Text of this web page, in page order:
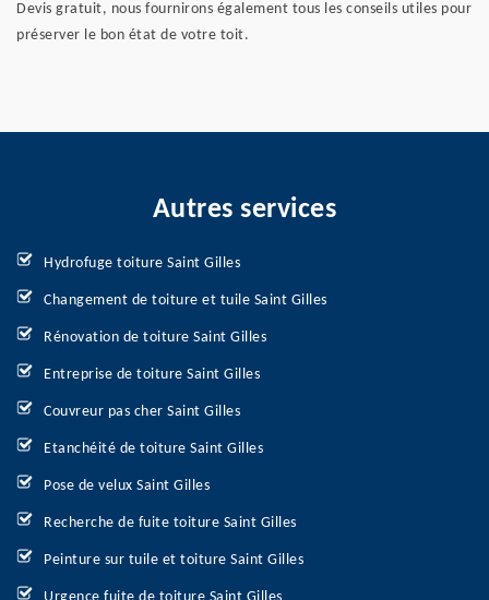
Devis gratuit, nous fournirons également tous les conseils utiles pour
préserver le bon état de votre toit.
Autres services
Hydrofuge toiture Saint Gilles
Changement de toiture et tuile Saint Gilles
Rénovation de toiture Saint Gilles
Entreprise de toiture Saint Gilles
Couvreur pas cher Saint Gilles
Etanchéité de toiture Saint Gilles
Pose de velux Saint Gilles
Recherche de fuite toiture Saint Gilles
Peinture sur tuile et toiture Saint Gilles